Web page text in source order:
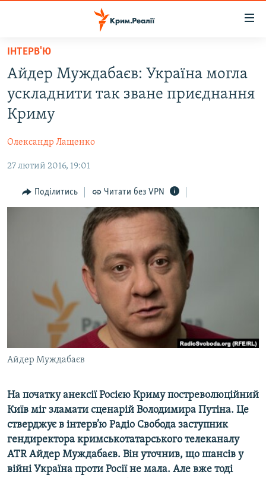
Перейти
основного
матеріалу
Перейти
до
основної
Перейти
пошуку
ВОДА.КРИМ
ВІДЕО ТА ФОТО
БЛОГИ
ПОГЛЯД
ІНТЕРВ'Ю
ВІДЕОУРОКИ «ELIFBE»
СВІДЧЕННЯ ОКУПАЦІЇ
УКРАЇНСЬКА ПРОБЛЕМА КРИМУ
ІНФОГРАФІКА
ЯК ОБІЙТИ БЛОКУВАННЯ
Qırımtatar
Усі сайти RFE/RL
ІНТЕРВ'Ю
Айдер Муждабаєв: Україна могла
ускладнити так зване приєднання
Криму
Олександр Лащенко
27 лютий 2016, 19:01
Поділитись Читати без VPN
Айдер Муждабаєв
На початку анексії Росією Криму постреволюційний
Київ міг зламати сценарій Володимира Путіна. Це
стверджує в інтерв’ю Радіо Свобода заступник
гендиректора кримськотатарського телеканалу
ATR Айдер Муждабаєв. Він уточнив, що шансів у
війні Україна проти Росії не мала. Але вже тоді